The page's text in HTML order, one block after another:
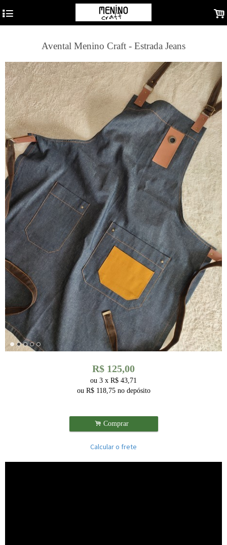
4 .
Avental Menino Craft - Estrada Jeans
R$ 125,00
ou 3 x R$ 43,71
ou R$ 118,75 no depósito
. Comprar
Calcular o frete